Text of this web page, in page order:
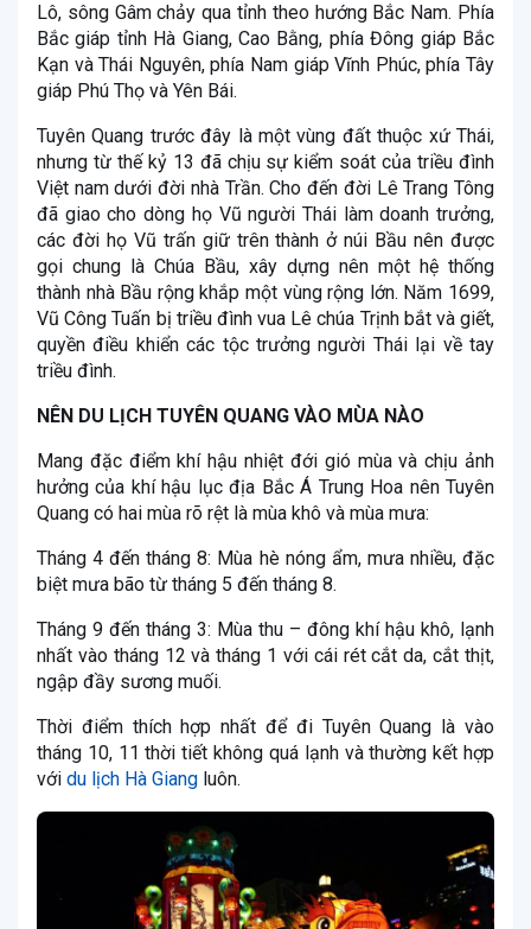
Lô, sông Gâm chảy qua tỉnh theo hướng Bắc Nam. Phía
Bắc giáp tỉnh Hà Giang, Cao Bằng, phía Đông giáp Bắc
Kạn và Thái Nguyên, phía Nam giáp Vĩnh Phúc, phía Tây
giáp Phú Thọ và Yên Bái.
Tuyên Quang trước đây là một vùng đất thuộc xứ Thái,
nhưng từ thế kỷ 13 đã chịu sự kiểm soát của triều đình
Việt nam dưới đời nhà Trần. Cho đến đời Lê Trang Tông
đã giao cho dòng họ Vũ người Thái làm doanh trưởng,
các đời họ Vũ trấn giữ trên thành ở núi Bầu nên được
gọi chung là Chúa Bầu, xây dựng nên một hệ thống
thành nhà Bầu rộng khắp một vùng rộng lớn. Năm 1699,
Vũ Công Tuấn bị triều đình vua Lê chúa Trịnh bắt và giết,
quyền điều khiển các tộc trưởng người Thái lại về tay
triều đình.
NÊN DU LỊCH TUYÊN QUANG VÀO MÙA NÀO
Mang đặc điểm khí hậu nhiệt đới gió mùa và chịu ảnh
hưởng của khí hậu lục địa Bắc Á Trung Hoa nên Tuyên
Quang có hai mùa rõ rệt là mùa khô và mùa mưa:
Tháng 4 đến tháng 8: Mùa hè nóng ẩm, mưa nhiều, đặc
biệt mưa bão từ tháng 5 đến tháng 8.
Tháng 9 đến tháng 3: Mùa thu – đông khí hậu khô, lạnh
nhất vào tháng 12 và tháng 1 với cái rét cắt da, cắt thịt,
ngập đầy sương muối.
Thời điểm thích hợp nhất để đi Tuyên Quang là vào
tháng 10, 11 thời tiết không quá lạnh và thường kết hợp
với du lịch Hà Giang luôn.